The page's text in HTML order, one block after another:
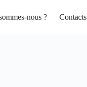
nous ? Contacts